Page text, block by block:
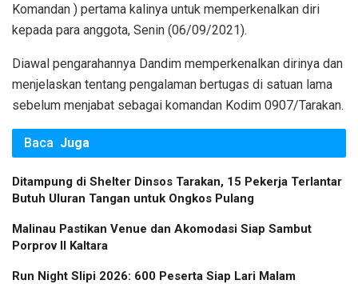
Komandan ) pertama kalinya untuk memperkenalkan diri
kepada para anggota, Senin (06/09/2021).
Diawal pengarahannya Dandim memperkenalkan dirinya dan
menjelaskan tentang pengalaman bertugas di satuan lama
sebelum menjabat sebagai komandan Kodim 0907/Tarakan.
Baca Juga
Ditampung di Shelter Dinsos Tarakan, 15 Pekerja Terlantar
Butuh Uluran Tangan untuk Ongkos Pulang
Malinau Pastikan Venue dan Akomodasi Siap Sambut
Porprov II Kaltara
Run Night Slipi 2026: 600 Peserta Siap Lari Malam